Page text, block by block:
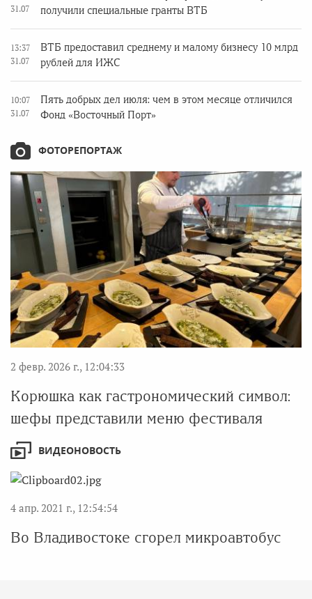
31.07
получили специальные гранты ВТБ
13:37
31.07
ВТБ предоставил среднему и малому бизнесу 10 млрд
рублей для ИЖС
10:07
31.07
Пять добрых дел июля: чем в этом месяце отличился
Фонд «Восточный Порт»
ФОТОРЕПОРТАЖ
2 февр. 2026 г., 12:04:33
Корюшка как гастрономический символ:
шефы представили меню фестиваля
ВИДЕОНОВОСТЬ
4 апр. 2021 г., 12:54:54
Во Владивостоке сгорел микроавтобус